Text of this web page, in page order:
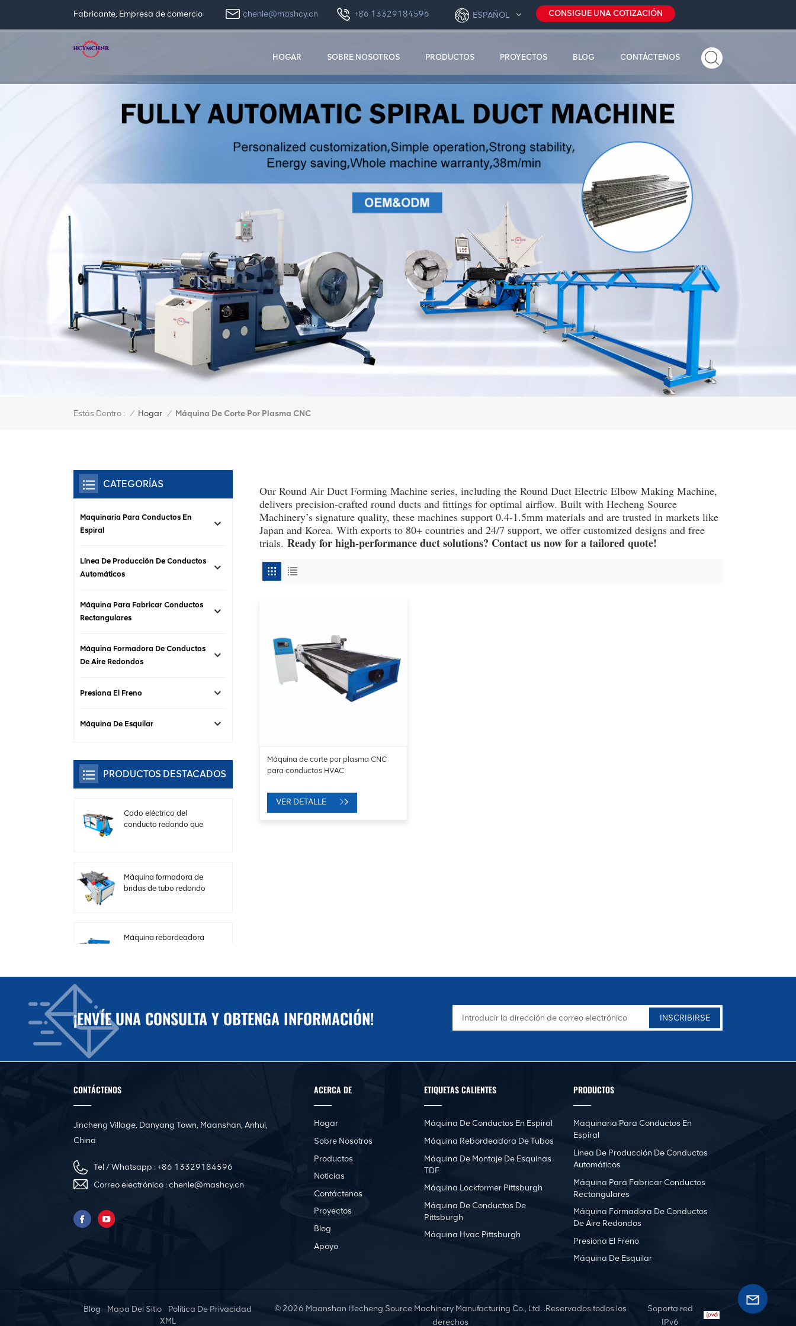
Fabricante, Empresa de comercio CONSIGUE UNA COTIZACIÓN
ESPAÑOL
chenle@mashcy.cn +86 13329184596
HOGAR SOBRE NOSOTROS PRODUCTOS PROYECTOS BLOG CONTÁCTENOS
Estás Dentro : / Hogar / Máquina De Corte Por Plasma CNC
Our Round Air Duct Forming Machine series, including the Round Duct Electric Elbow Making Machine,
delivers precision-crafted round ducts and fittings for optimal airflow. Built with Hecheng Source
Machinery’s signature quality, these machines support 0.4-1.5mm materials and are trusted in markets like
Japan and Korea. With exports to 80+ countries and 24/7 support, we offer customized designs and free
trials. Ready for high-performance duct solutions? Contact us now for a tailored quote!
Máquina de corte por plasma CNC
para conductos HVAC
VER DETALLE
CATEGORÍAS
Maquinaria Para Conductos En
Espiral
Línea De Producción De Conductos
Automáticos
Máquina Para Fabricar Conductos
Rectangulares
Máquina Formadora De Conductos
De Aire Redondos
Presiona El Freno
Máquina De Esquilar
PRODUCTOS DESTACADOS
Codo eléctrico del
conducto redondo que
Máquina formadora de
bridas de tubo redondo
Máquina rebordeadora
eléctrica de placa de
acero para conductos
Línea de producción
Línea de producción de
Máquina automática de
Innovadora prensa
¡ENVÍE UNA CONSULTA Y OBTENGA INFORMACIÓN!
CONTÁCTENOS
Jincheng Village, Danyang Town, Maanshan, Anhui,
China
Tel / Whatsapp :+86 13329184596
Correo electrónico :chenle@mashcy.cn
ACERCA DE
Hogar
Sobre Nosotros
Productos
Noticias
Contáctenos
Proyectos
Blog
Apoyo
ETIQUETAS CALIENTES
Máquina De Conductos En Espiral
Máquina Rebordeadora De Tubos
Máquina De Montaje De Esquinas
TDF
Máquina Lockformer Pittsburgh
Máquina De Conductos De
Pittsburgh
Máquina Hvac Pittsburgh
PRODUCTOS
Maquinaria Para Conductos En
Espiral
Línea De Producción De Conductos
Automáticos
Máquina Para Fabricar Conductos
Rectangulares
Máquina Formadora De Conductos
De Aire Redondos
Presiona El Freno
Máquina De Esquilar
Blog Mapa Del Sitio
Política De Privacidad
XML
© 2026 Maanshan Hecheng Source Machinery Manufacturing Co., Ltd. .Reservados todos los
derechos
Soporta red
IPv6